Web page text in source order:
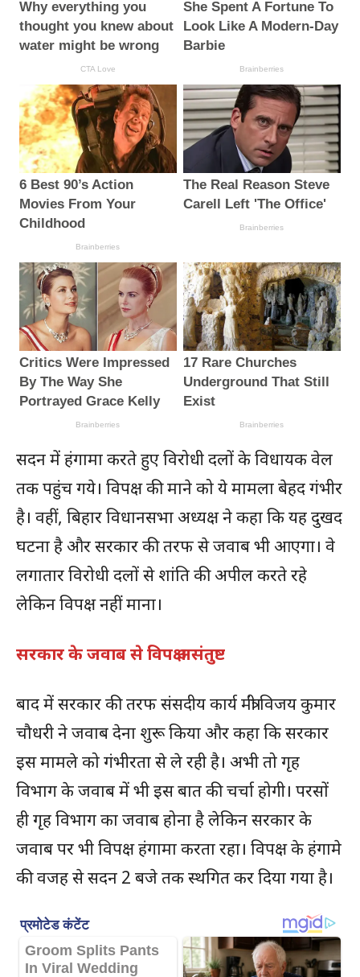
सदन में हंगामा करते हुए विरोधी दलों के विधायक वेल
तक पहुंच गये। विपक्ष की माने को ये मामला बेहद गंभीर
है। वहीं, बिहार विधानसभा अध्यक्ष ने कहा कि यह दुखद
घटना है और सरकार की तरफ से जवाब भी आएगा। वे
लगातार विरोधी दलों से शांति की अपील करते रहे
लेकिन विपक्ष नहीं माना।
सरकार के जवाब से विपक्ष असंतुष्ट
बाद में सरकार की तरफ संसदीय कार्य मंत्री विजय कुमार
चौधरी ने जवाब देना शुरू किया और कहा कि सरकार
इस मामले को गंभीरता से ले रही है। अभी तो गृह
विभाग के जवाब में भी इस बात की चर्चा होगी। परसों
ही गृह विभाग का जवाब होना है लेकिन सरकार के
जवाब पर भी विपक्ष हंगामा करता रहा। विपक्ष के हंगामे
की वजह से सदन 2 बजे तक स्थगित कर दिया गया है।